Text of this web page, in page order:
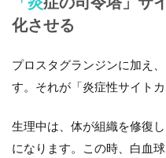
「炎症の司令塔」サイトカインがニキビを悪
化させる
プロスタグランジンに加え
す。それが 「炎症性サイトカ
生理中は、体が組織を修復
になります。この時、白血